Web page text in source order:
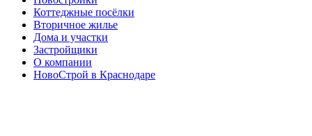
Коттеджные посёлки
Вторичное жилье
Дома и участки
Застройщики
О компании
НовоСтрой в Краснодаре